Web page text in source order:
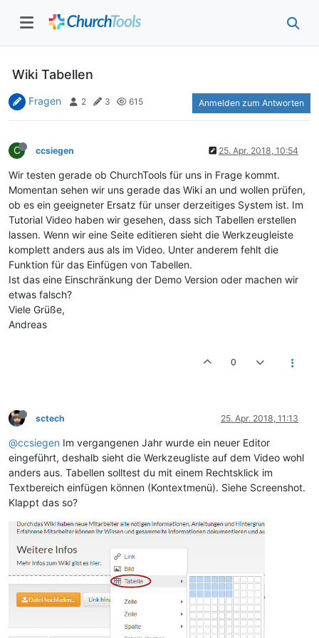
Wiki Tabellen
Fragen 2 3 615 Anmelden zum Antworten
C ccsiegen 25. Apr. 2018, 10:54
Wir testen gerade ob ChurchTools für uns in Frage kommt.
Momentan sehen wir uns gerade das Wiki an und wollen prüfen,
ob es ein geeigneter Ersatz für unser derzeitiges System ist. Im
Tutorial Video haben wir gesehen, dass sich Tabellen erstellen
lassen. Wenn wir eine Seite editieren sieht die Werkzeugleiste
komplett anders aus als im Video. Unter anderem fehlt die
Funktion für das Einfügen von Tabellen.
Ist das eine Einschränkung der Demo Version oder machen wir
etwas falsch?
Viele Grüße,
Andreas
0
sctech 25. Apr. 2018, 11:13
@ccsiegen Im vergangenen Jahr wurde ein neuer Editor
eingeführt, deshalb sieht die Werkzeugliste auf dem Video wohl
anders aus. Tabellen solltest du mit einem Rechtsklick im
Textbereich einfügen können (Kontextmenü). Siehe Screenshot.
Klappt das so?